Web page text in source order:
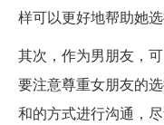
样可以更好地帮助她选
其次，作为男朋友，
要注意尊重女朋友的
和的方式进行沟通，